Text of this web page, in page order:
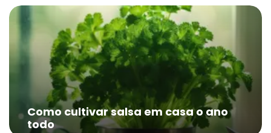
Como cultivar salsa em casa o ano
todo